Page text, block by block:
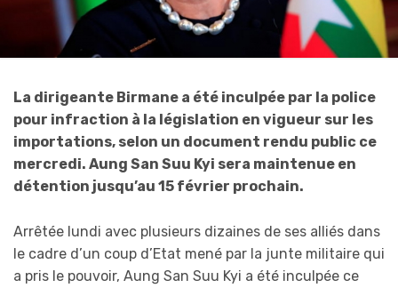
La dirigeante Birmane a été inculpée par la police
pour infraction à la législation en vigueur sur les
importations, selon un document rendu public ce
mercredi. Aung San Suu Kyi sera maintenue en
détention jusqu’au 15 février prochain.
Arrêtée lundi avec plusieurs dizaines de ses alliés dans
le cadre d’un coup d’Etat mené par la junte militaire qui
a pris le pouvoir, Aung San Suu Kyi a été inculpée ce